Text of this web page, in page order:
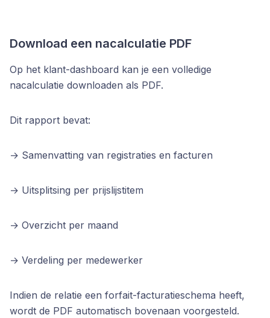
Download een nacalculatie PDF
Op het klant-dashboard kan je een volledige
nacalculatie downloaden als PDF.
Dit rapport bevat:
→ Samenvatting van registraties en facturen
→ Uitsplitsing per prijslijstitem
→ Overzicht per maand
→ Verdeling per medewerker
Indien de relatie een forfait-facturatieschema heeft,
wordt de PDF automatisch bovenaan voorgesteld.